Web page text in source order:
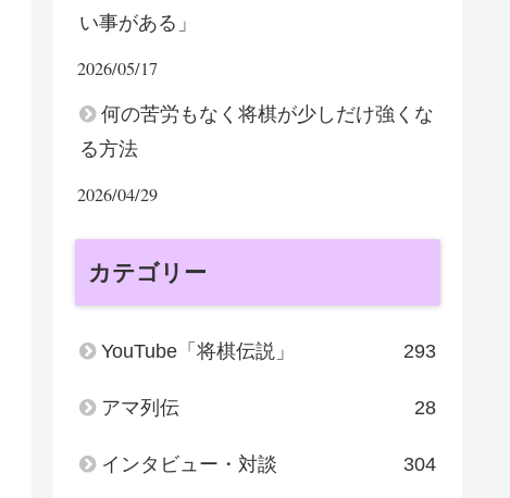
い事がある」
2026/05/17
何の苦労もなく将棋が少しだけ強くな
る方法
2026/04/29
カテゴリー
YouTube「将棋伝説」 293
アマ列伝 28
インタビュー・対談 304